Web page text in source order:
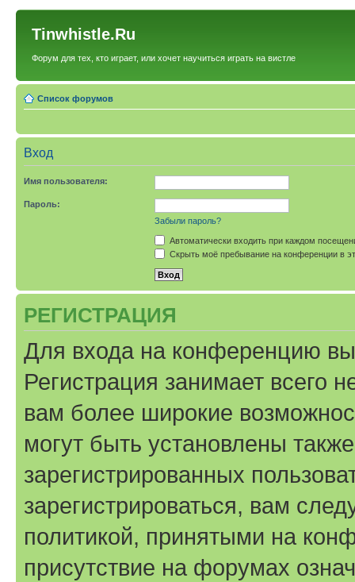
Tinwhistle.Ru
Форум для тех, кто играет, или хочет научиться играть на вистле
Список форумов
Вход
Имя пользователя:
Пароль:
Забыли пароль?
Автоматически входить при каждом
Скрыть моё пребывание на конференции в
РЕГИСТРАЦИЯ
Для входа на конференцию
Регистрация занимает всего
вам более широкие
могут быть установлены
зарегистрированных
зарегистрироваться, вам
политикой, принятыми на
присутствие на форумах